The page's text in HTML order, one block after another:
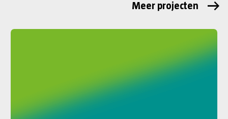
Meer projecten